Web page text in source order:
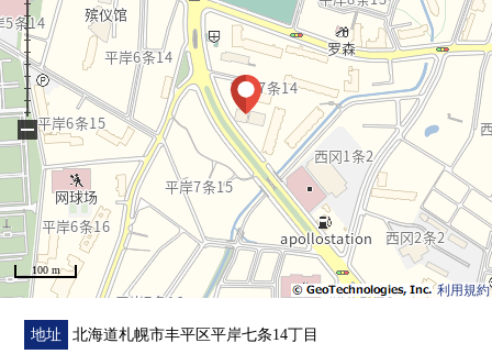
▼翻新履历(打算在2026年8月完成)━━・・
・组合厨房交换
・整体卫浴交换
・盥洗台交换
・厕所更换
・地板张替
・全室地板换新
・门交换
・室内清洁其他
利用規約
100 m
−
地址 北海道札幌市丰平区平岸七条14丁目